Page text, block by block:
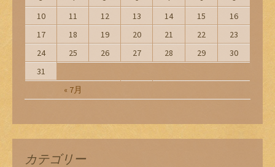
« 7月
10
11 12 13 14 15
16
17
18 19 20 21 22
23
24
25 26 27 28 29
30
31
カテゴリー